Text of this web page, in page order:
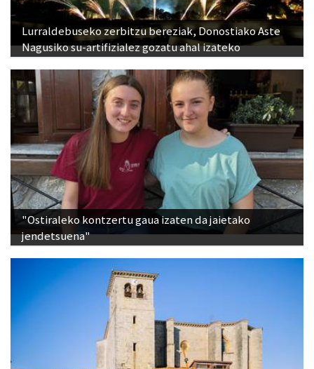
Nagusiko su-artifizialez gozatu ahal izateko
"Ostiraleko kontzertu gaua izaten da jaietako
jendetsuena"